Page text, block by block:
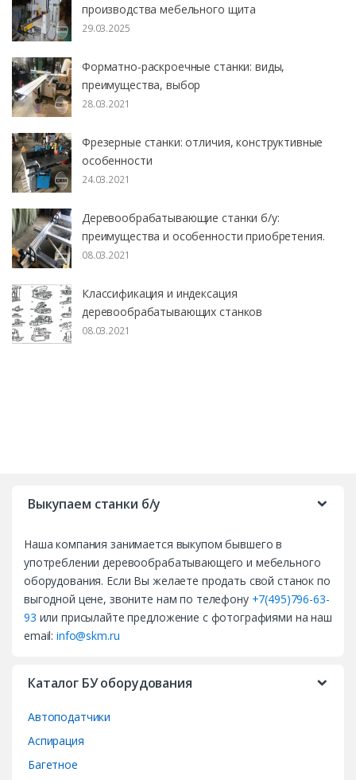
производства мебельного щита
29.03.2025
Форматно-раскроечные станки: виды,
преимущества, выбор
28.03.2021
Фрезерные станки: отличия, конструктивные
особенности
24.03.2021
Деревообрабатывающие станки б/у:
преимущества и особенности приобретения.
08.03.2021
Классификация и индексация
деревообрабатывающих станков
08.03.2021
Выкупаем станки б/у
Наша компания занимается выкупом бывшего в
употреблении деревообрабатывающего и мебельного
оборудования. Если Вы желаете продать свой станок по
выгодной цене, звоните нам по телефону +7(495)796-63-
93 или присылайте предложение с фотографиями на наш
email:info@skm.ru
Каталог БУ оборудования
Автоподатчики
Аспирация
Багетное